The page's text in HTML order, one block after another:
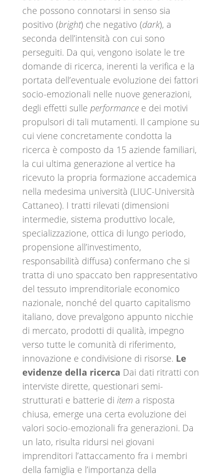
che possono connotarsi in senso sia
positivo (bright) che negativo (dark), a
seconda dell’intensità con cui sono
perseguiti. Da qui, vengono isolate le tre
domande di ricerca, inerenti la verifica e la
portata dell’eventuale evoluzione dei fattori
socio-emozionali nelle nuove generazioni,
degli effetti sulle performancee dei motivi
propulsori di tali mutamenti. Il campione su
cui viene concretamente condotta la
ricerca è composto da 15 aziende familiari,
la cui ultima generazione al vertice ha
ricevuto la propria formazione accademica
nella medesima università (LIUC-Università
Cattaneo). I tratti rilevati (dimensioni
intermedie, sistema produttivo locale,
specializzazione, ottica di lungo periodo,
propensione all’investimento,
responsabilità diffusa) confermano che si
tratta di uno spaccato ben rappresentativo
del tessuto imprenditoriale economico
nazionale, nonché del quarto capitalismo
italiano, dove prevalgono appunto nicchie
di mercato, prodotti di qualità, impegno
verso tutte le comunità di riferimento,
innovazione e condivisione di risorse. Le
evidenze della ricerca Dai dati ritratti con
interviste dirette, questionari semi-
strutturati e batterie di itema risposta
chiusa, emerge una certa evoluzione dei
valori socio-emozionali fra generazioni. Da
un lato, risulta ridursi nei giovani
imprenditori l’attaccamento fra i membri
della famiglia e l’importanza della